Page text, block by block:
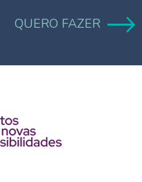
QUERO FAZER